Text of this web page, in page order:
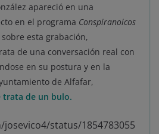
apareció en una
en el programa Conspiranoicos
esta grabación,
de una conversación real con
en su postura y en la
de Alfafar,
trata de un bulo.
status/1854783055